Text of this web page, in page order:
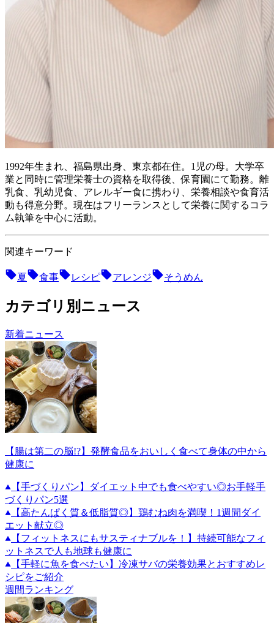
1992年生まれ、福島県出身、東京都在住。1児の母。大学卒
業と同時に管理栄養士の資格を取得後、保育園にて勤務。離
乳食、乳幼児食、アレルギー食に携わり、栄養相談や食育活
動も得意分野。現在はフリーランスとして栄養に関するコラ
ム執筆を中心に活動。
関連キーワード
夏 食事 レシピ アレンジ そうめん
カテゴリ別ニュース
新着ニュース
【腸は第二の脳!?】発酵食品をおいしく食べて身体の中から
健康に
【手づくりパン】ダイエット中でも食べやすい◎お手軽手
づくりパン5選
【高たんぱく質＆低脂質◎】鶏むね肉を満喫！1週間ダイ
エット献立◎
【フィットネスにもサスティナブルを！】持続可能なフィ
ットネスで人も地球も健康に
【手軽に魚を食べたい】冷凍サバの栄養効果とおすすめレ
シピをご紹介
週間ランキング